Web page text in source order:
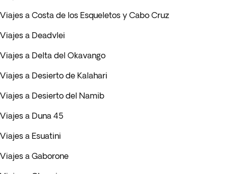
Viajes a Costa de los Esqueletos y Cabo Cruz
Viajes a Deadvlei
Viajes a Delta del Okavango
Viajes a Desierto de Kalahari
Viajes a Desierto del Namib
Viajes a Duna 45
Viajes a Esuatini
Viajes a Gaborone